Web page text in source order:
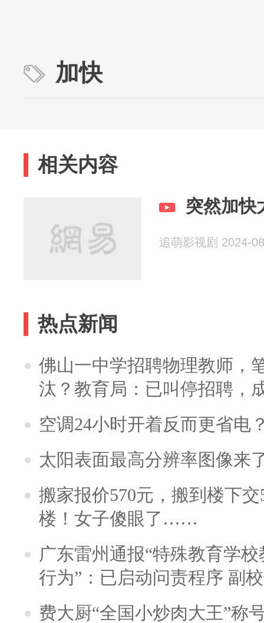
加快
相关内容
突然加快
追萌影视剧 2024-
热点新闻
佛山一中学招聘物理教师，
汰？教育局：已叫停招聘，
空调24小时开着反而更省电
太阳表面最高分辨率图像来
搬家报价570元，搬到楼下
楼！女子傻眼了……
广东雷州通报“特殊教育学
行为”：已启动问责程序 副
费大厨“全国小炒肉大王”称